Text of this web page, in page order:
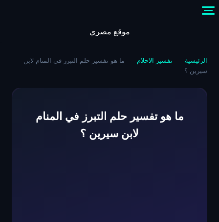
موقع مصري
الرئيسية - تفسير الاحلام -
ما هو تفسير حلم التبرز في المنام لابن
سيرين ؟
ما هو تفسير حلم التبرز في المنام
لابن سيرين ؟